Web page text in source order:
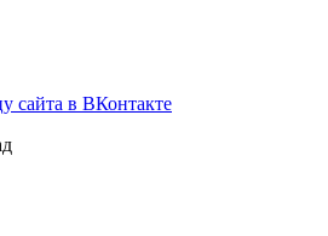
сайта в ВКонтакте